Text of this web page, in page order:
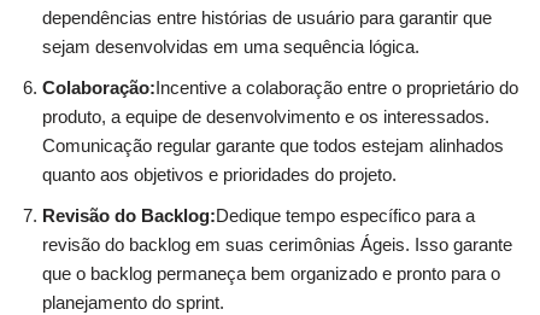
dependências entre histórias de usuário para garantir que
sejam desenvolvidas em uma sequência lógica.
Colaboração:Incentive a colaboração entre o proprietário do
produto, a equipe de desenvolvimento e os interessados.
Comunicação regular garante que todos estejam alinhados
quanto aos objetivos e prioridades do projeto.
Revisão do Backlog:Dedique tempo específico para a
revisão do backlog em suas cerimônias Ágeis. Isso garante
que o backlog permaneça bem organizado e pronto para o
planejamento do sprint.